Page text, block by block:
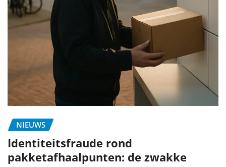
NIEUWS
Identiteitsfraude rond
pakketafhaalpunten: de zwakke